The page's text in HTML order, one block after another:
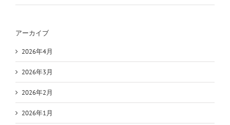
アーカイブ
2026年4月
2026年3月
2026年2月
2026年1月